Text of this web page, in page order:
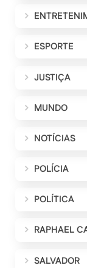
ESPORTE
JUSTIÇA
MUNDO
NOTÍCIAS
POLÍCIA
POLÍTICA
RAPHAEL
SALVADOR